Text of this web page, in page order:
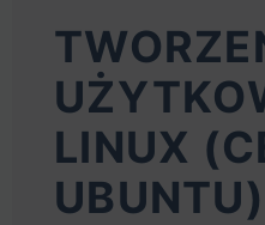
LINUX
UBUNTU)